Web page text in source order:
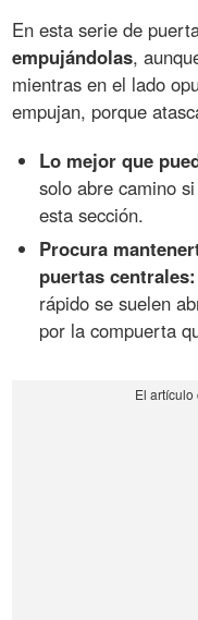
En esta serie de
empujándolas,
mientras en el lado
empujan, porque
Lo mejor que
solo abre camino
esta sección.
Procura
puertas centrales:
rápido se suelen
por la compuerta